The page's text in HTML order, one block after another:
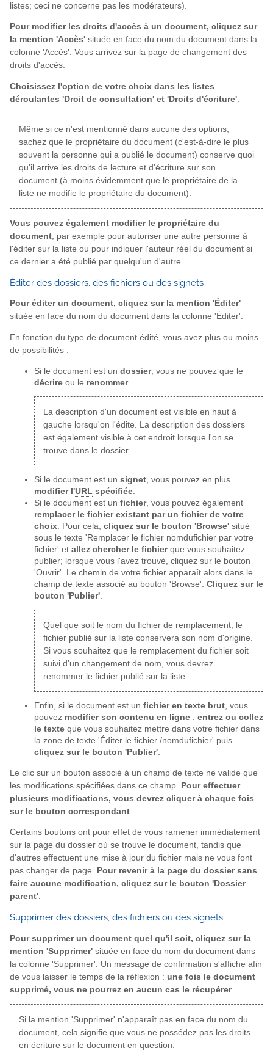
listes; ceci ne concerne pas les modérateurs).
Pour modifier les droits d'accès à un document, cliquez sur
la mention 'Accès' située en face du nom du document dans la
colonne 'Accès'. Vous arrivez sur la page de changement des
droits d'accès.
Choisissez l'option de votre choix dans les listes
déroulantes 'Droit de consultation' et 'Droits d'écriture'
Même si ce n'est mentionné dans aucune des options,
sachez que le propriétaire du document (c'est-à-dire le plus
souvent la personne qui a publié le document) conserve quoi
qu'il arrive les droits de lecture et d'écriture sur son
document (à moins évidemment que le propriétaire de la
liste ne modifie le propriétaire du document).
Vous pouvez également modifier le propriétaire du
document, par exemple pour autoriser une autre personne à
l'éditer sur la liste ou pour indiquer l'auteur réel du document si
ce dernier a été publié par quelqu'un d'autre.
Éditer des dossiers, des fichiers ou des signets
Pour éditer un document, cliquez sur la mention 'Éditer'
située en face du nom du document dans la colonne 'Éditer'.
En fonction du type de document édité, vous avez plus ou moins
de possibilités :
Si le document est un dossier, vous ne pouvez que le
décrire ou le renommer.
La description d'un document est visible en haut à
gauche lorsqu'on l'édite. La description des dossiers
est également visible à cet endroit lorsque l'on se
trouve dans le dossier.
Si le document est un signet , vous pouvez en plus
modifier l'URL spécifiée
Si le document est un fichier, vous pouvez également
remplacer le fichier existant par un fichier de votre
choix . Pour cela, cliquez sur le bouton 'Browse' situé
sous le texte 'Remplacer le fichier nomdufichier par votre
fichier' et allez chercher le fichierque vous souhaitez
publier; lorsque vous l'avez trouvé, cliquez sur le bouton
'Ouvrir'. Le chemin de votre fichier apparaît alors dans le
champ de texte associé au bouton 'Browse'. Cliquez sur le
bouton 'Publier'
Quel que soit le nom du fichier de remplacement, le
fichier publié sur la liste conservera son nom d'origine.
Si vous souhaitez que le remplacement du fichier soit
suivi d'un changement de nom, vous devrez
renommer le fichier publié sur la liste.
Enfin, si le document est un fichier en texte brut, vous
pouvez modifier son contenu en ligne : entrez ou collez
le texte que vous souhaitez mettre dans votre fichier dans
la zone de texte 'Éditer le fichier /nomdufichier' puis
cliquez sur le bouton 'Publier'.
Le clic sur un bouton associé à un champ de texte ne valide que
les modifications spécifiées dans ce champ.
Pour effectuer
plusieurs modifications, vous devrez cliquer à chaque fois
sur le bouton correspondant
Certains boutons ont pour effet de vous ramener immédiatement
sur la page du dossier où se trouve le document, tandis que
d'autres effectuent une mise à jour du fichier mais ne vous font
pas changer de page. Pour revenir à la page du dossier sans
faire aucune modification, cliquez sur le bouton 'Dossier
parent'.
Supprimer des dossiers, des fichiers ou des signets
Pour supprimer un document quel qu'il soit, cliquez sur la
mention 'Supprimer' située en face du nom du document dans
la colonne 'Supprimer'. Un message de confirmation s'affiche afin
de vous laisser le temps de la réflexion : une fois le document
supprimé, vous ne pourrez en aucun cas le récupérer.
Si la mention 'Supprimer' n'apparaît pas en face du nom du
document, cela signifie que vous ne possédez pas les droits
en écriture sur le document en question.